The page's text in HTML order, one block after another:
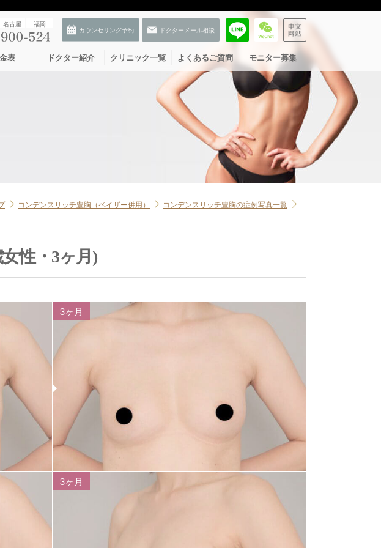
名古屋 福岡
表 ドクター紹介 クリニック一覧 よくあるご質問 モニター募集
コンデンスリッチ豊胸（ベイザー併用）
コンデンスリッチ豊胸の症例写真一覧
性・3ヶ月)
3ヶ月
3ヶ月